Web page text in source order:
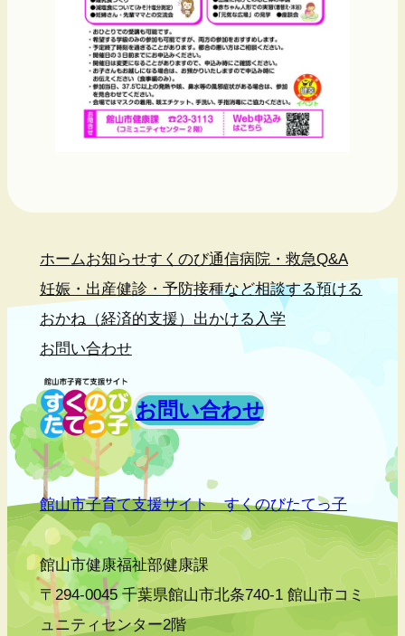
ホームお知らせすくのび通信病院・救急Q&A
妊娠・出産健診・予防接種など相談する預ける
おかね（経済的支援） 出かける 入学
お問い合わせ
お問い合わせ
館山市子育て支援サイト すくのびたてっ子
館山市健康福祉部健康課
〒294-0045 千葉県館山市北条740-1 館山市コミ
ュニティセンター2階